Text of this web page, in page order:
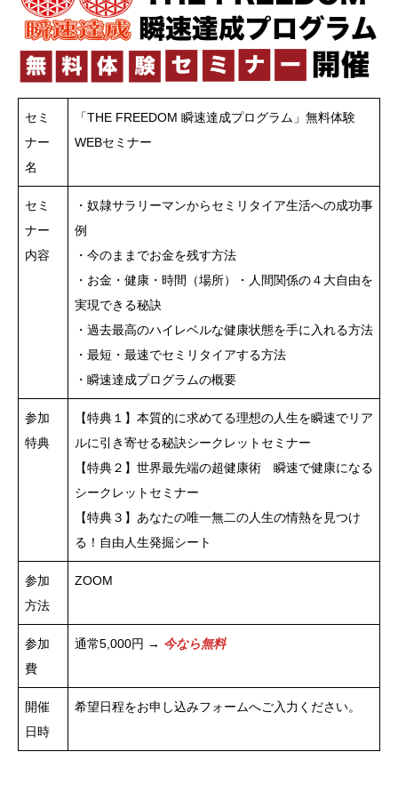
セミ
ナー
名
「THE FREEDOM 瞬速達成プログラム」無料体験
WEBセミナー
セミ
ナー
内容
・奴隷サラリーマンからセミリタイア生活への成功事
例
・今のままでお金を残す方法
・お金・健康・時間（場所）・人間関係の４大自由を
実現できる秘訣
・過去最高のハイレベルな健康状態を手に入れる方法
・最短・最速でセミリタイアする方法
・瞬速達成プログラムの概要
参加
特典
【特典１】本質的に求めてる理想の人生を瞬速でリア
ルに引き寄せる秘訣シークレットセミナー
【特典２】世界最先端の超健康術 瞬速で健康になる
シークレットセミナー
【特典３】あなたの唯一無二の人生の情熱を見つけ
る！自由人生発掘シート
参加
方法
ZOOM
参加
費
通常5,000円 → 今なら無料
開催
日時
希望日程をお申し込みフォームへご入力ください。